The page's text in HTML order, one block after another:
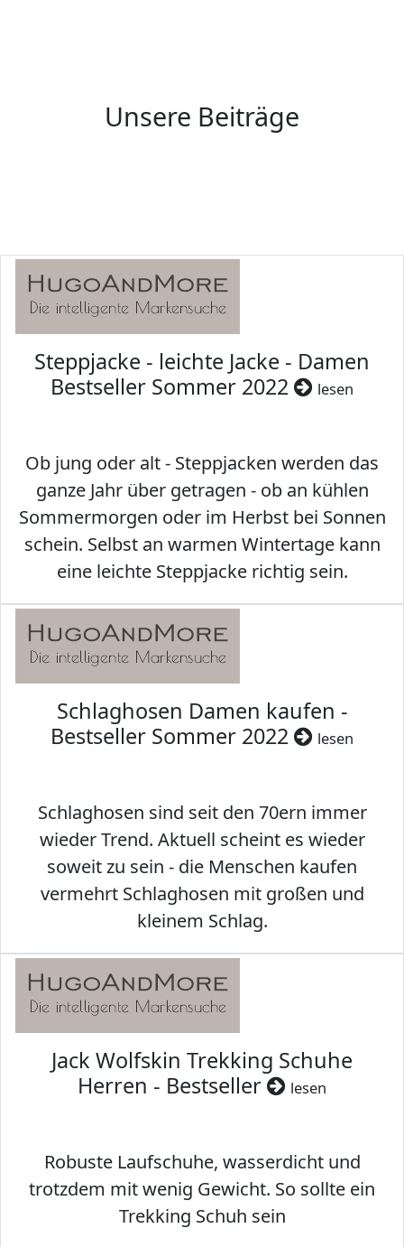
Unsere Beiträge
Steppjacke - leichte Jacke - Damen
Bestseller Sommer 2022
lesen
Ob jung oder alt - Steppjacken werden das
ganze Jahr über getragen - ob an kühlen
Sommermorgen oder im Herbst bei Sonnen
schein. Selbst an warmen Wintertage kann
eine leichte Steppjacke richtig sein.
Schlaghosen Damen kaufen -
Bestseller Sommer 2022
lesen
Schlaghosen sind seit den 70ern immer
wieder Trend. Aktuell scheint es wieder
soweit zu sein - die Menschen kaufen
vermehrt Schlaghosen mit großen und
kleinem Schlag.
Jack Wolfskin Trekking Schuhe
Herren - Bestseller
lesen
Robuste Laufschuhe, wasserdicht und
trotzdem mit wenig Gewicht. So sollte ein
Trekking Schuh sein